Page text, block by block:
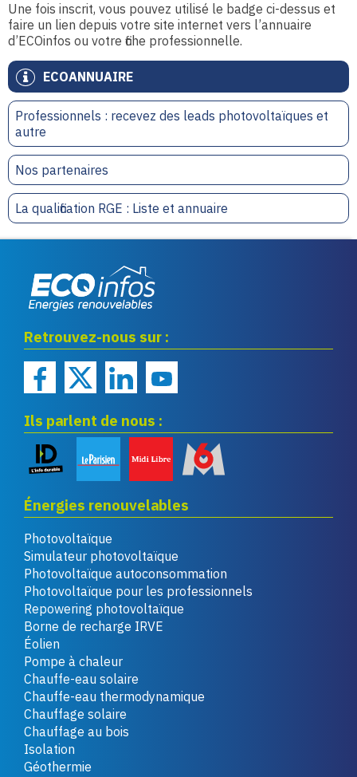
ECOANNUAIRE
Professionnels : recevez des leads photovoltaïques et
autre
Nos partenaires
La qualification RGE : Liste et annuaire
Une fois inscrit, vous pouvez utilisé le badge ci-dessus et
faire un lien depuis votre site internet vers l’annuaire
d’ECOinfos ou votre fiche professionnelle.
renouvelables
Retrouvez-nous sur :
Ils parlent de nous :
Énergies renouvelables
Photovoltaïque
Simulateur photovoltaïque
Photovoltaïque autoconsommation
Photovoltaïque pour les professionnels
Repowering photovoltaïque
Borne de recharge IRVE
Éolien
Pompe à chaleur
Chauffe-eau solaire
Chauffe-eau thermodynamique
Chauffage solaire
Chauffage au bois
Isolation
Géothermie